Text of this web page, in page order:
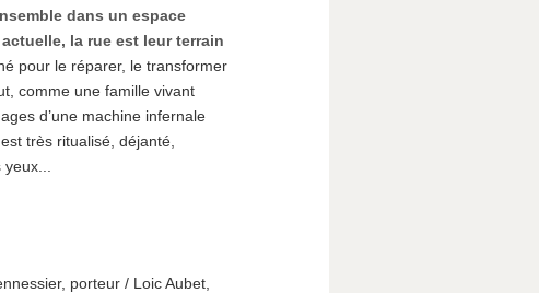
dans un espace
la rue est leur terrain
pour le réparer, le transformer
comme une famille vivant
d’une machine infernale
très ritualisé, déjanté,
porteur / Loic Aubet,